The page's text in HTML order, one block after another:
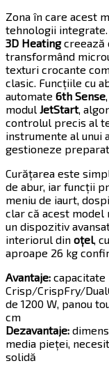
Zona în care acest
tehnologii
3D Heatingcreează
transformând
texturi crocante
clasic. Funcțiile cu
automate 6th Sense
modul JetStart,
controlul precis al
instrumente al unui
gestioneze
Curățarea este
de abur, iar funcții
meniu de iaurt,
clar că acest model
un dispozitiv
interiorul din oțel,
aproape 26 kg
Avantaje: capacitate
Crisp/CrispFry/
de 1200 W, panou
cm
Dezavantaje:
media pieței,
solidă